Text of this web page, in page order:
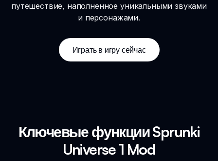
путешествие, наполненное уникальными звуками
и персонажами.
Играть в игру сейчас
Ключевые функции Sprunki
Universe 1 Mod